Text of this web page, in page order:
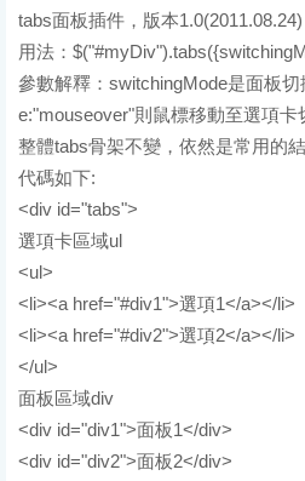
tabs面板插件，版本1.0(2011.08.24)
用法：
參數解釋：switchingMode是面板
e:"mouseover"則鼠標移動至選項卡
整體tabs骨架不變，依然是常用的
代碼如下:
<div id="tabs">
選項卡區域ul
<ul>
<li><a href="#div1">選項1</a></li>
<li><a href="#div2">選項2</a></li>
</ul>
面板區域div
<div id="div1">面板1</div>
<div id="div2">面板2</div>